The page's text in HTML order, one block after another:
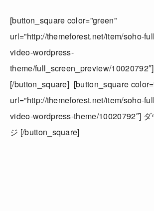
[button_square color=”green”
url=”http://themeforest.net/item/soho-
video-wordpress-
theme/full_screen_preview/
[/button_square] [button_square
url=”http://themeforest.net/item/soho-
video-wordpress-theme/10020792″]
ジ [/button_square]